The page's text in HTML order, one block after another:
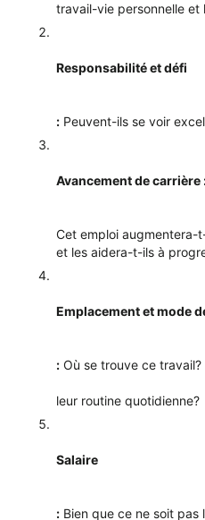
travail-vie personnelle et
Responsabilité et défi
: Peuvent-ils se voir
Avancement de carrière
Cet emploi augmentera-
et les aidera-t-ils à
Emplacement et mode
: Où se trouve ce
leur routine quotidienne?
Salaire
: Bien que ce ne soit pas